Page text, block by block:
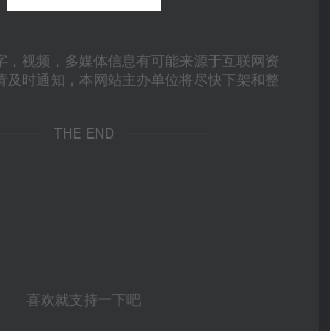
，视频，多媒体信息有可能来源于互联网资
及时通知，本网站主办单位将尽快下架和整
THE END
喜欢就支持一下吧